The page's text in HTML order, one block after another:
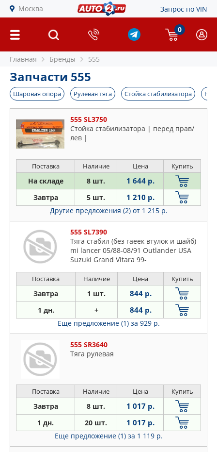
Москва Запрос по VIN
0
Главная Бренды 555
Запчасти 555
Шаровая опора Рулевая тяга Стойка стабилизатора
555 SL3750
Стойка стабилизатора | перед прав/
лев |
Поставка Наличие Цена Купить
На складе 8 шт. 1 644 р.
Завтра 5 шт. 1 210 р.
Другие предложения (2) от 1 215 р.
555 SL7390
Тяга стабил (без гаеек втулок и шайб)
mi lancer 05/88-08/91 Outlander USA
Suzuki Grand Vitara 99-
Поставка Наличие Цена Купить
Завтра 1 шт. 844 р.
1 дн. + 844 р.
Еще предложение (1) за 929 р.
555 SR3640
Тяга рулевая
Поставка Наличие Цена Купить
Завтра 8 шт. 1 017 р.
1 дн. 20 шт. 1 017 р.
Еще предложение (1) за 1 119 р.